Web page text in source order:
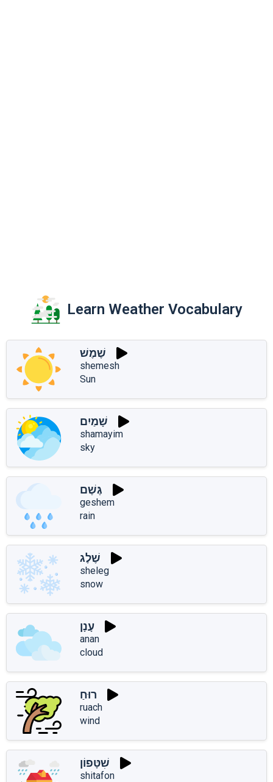
Learn Weather Vocabulary
שֶׁמֶשׁ
shemesh
Sun
שָׁמַיִם
shamayim
sky
גֶּשֶׁם
geshem
rain
שֶׁלֶג
sheleg
snow
עָנָן
anan
cloud
רוּחַ
ruach
wind
שִׁטָּפוֹן
shitafon